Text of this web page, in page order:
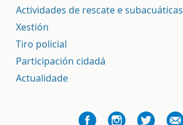
Actividades de rescate e subacuáticas
Xestión
Tiro policial
Participación cidadá
Actualidade